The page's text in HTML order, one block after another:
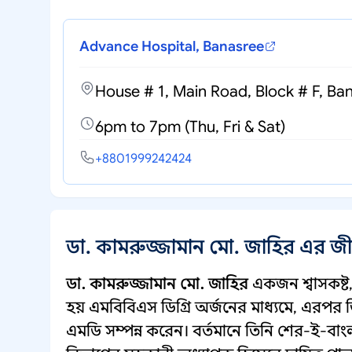
Advance Hospital, Banasree
House # 1, Main Road, Block # F,
6pm to 7pm (Thu, Fri & Sat)
+8801999242424
ডা. কামরুজ্জামান মো. জাহির এর
ডা. কামরুজ্জামান মো. জাহিরএকজন শ্বাসকষ্ট,
হয় এমবিবিএস ডিগ্রি অর্জনের মাধ্যমে, এরপর
এমডি সম্পন্ন করেন। বর্তমানে তিনি শের-ই-